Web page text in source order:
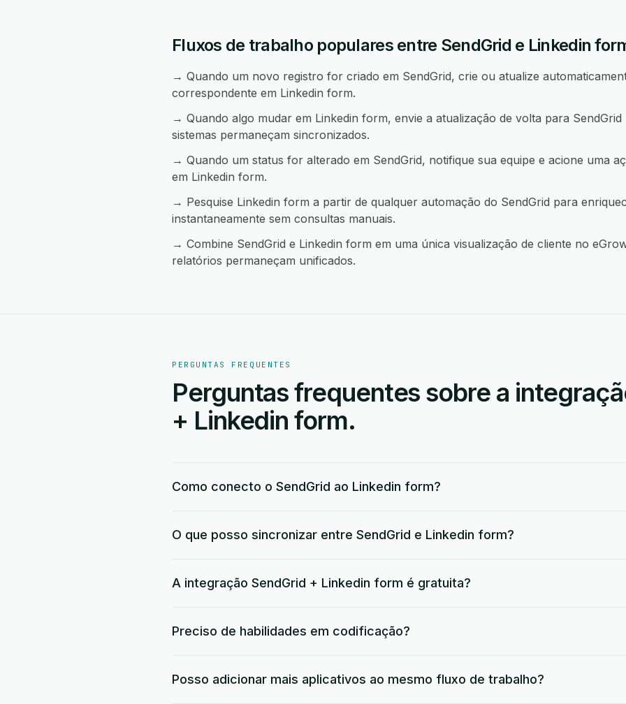
Fluxos de trabalho populares entre SendGrid e Linkedin
→ Quando um novo registro for criado em SendGrid, crie ou atualize
correspondente em Linkedin form.
→ Quando algo mudar em Linkedin form, envie a atualização de volta para
sistemas permaneçam sincronizados.
→ Quando um status for alterado em SendGrid, notifique sua equipe e acione uma
em Linkedin form.
→ Pesquise Linkedin form a partir de qualquer automação do SendGrid para
instantaneamente sem consultas manuais.
→ Combine SendGrid e Linkedin form em uma única visualização de cliente no
relatórios permaneçam unificados.
PERGUNTAS FREQUENTES
Perguntas frequentes sobre a
+ Linkedin form.
Como conecto o SendGrid ao Linkedin form?
O que posso sincronizar entre SendGrid e Linkedin form?
A integração SendGrid + Linkedin form é gratuita?
Preciso de habilidades em codificação?
Posso adicionar mais aplicativos ao mesmo fluxo de trabalho?